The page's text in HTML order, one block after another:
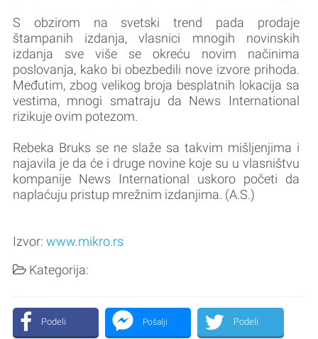
S obzirom na svetski trend pada prodaje
štampanih izdanja, vlasnici mnogih novinskih
izdanja sve više se okreću novim načinima
poslovanja, kako bi obezbedili nove izvore prihoda.
Međutim, zbog velikog broja besplatnih lokacija sa
vestima, mnogi smatraju da News International
rizikuje ovim potezom.
Rebeka Bruks se ne slaže sa takvim mišljenjima i
najavila je da će i druge novine koje su u vlasništvu
kompanije News International uskoro početi da
naplaćuju pristup mrežnim izdanjima. (A.S.)
Izvor: www.mikro.rs
Kategorija:
Podeli Pošalji Podeli